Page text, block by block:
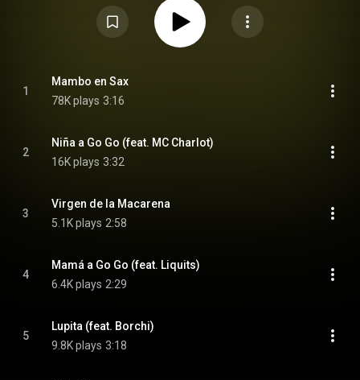
1
Mambo en Sax
78K plays 3:16
2
Niña a Go Go (feat. MC Charlot)
16K plays 3:32
3
Virgen de la Macarena
5.1K plays 2:58
4
Mamá a Go Go (feat. Liquits)
6.4K plays 2:29
5
Lupita (feat. Borchi)
9.8K plays 3:18